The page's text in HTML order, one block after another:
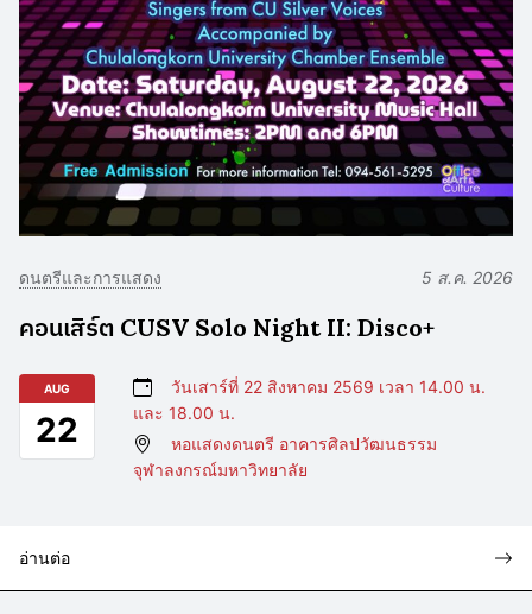
ดนตรีและการแสดง 5 ส.ค. 2026
คอนเสิร์ต CUSV Solo Night II: Disco+
AUG
22
วันเสาร์ที่ 22 สิงหาคม 2569 เวลา 14.00 น.
และ 18.00 น.
หอแสดงดนตรี อาคารศิลปวัฒนธรรม
จุฬาลงกรณ์มหาวิทยาลัย
อ่านต่อ